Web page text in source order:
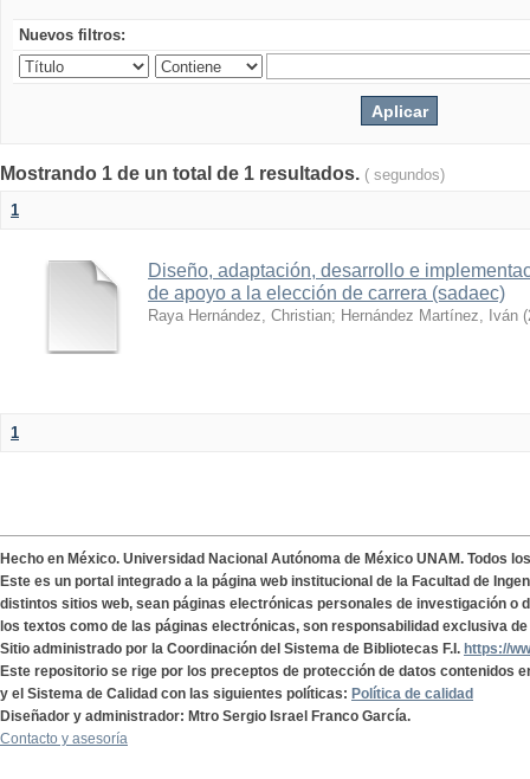
Nuevos filtros:
Mostrando 1 de un total de 1 resultados. ( segundos)
1
Diseño, adaptación, desarrollo e
de apoyo a la elección de carrera (sadaec)
Raya Hernández, Christian; Hernández Martínez, Iván (
1
Hecho en México. Universidad Nacional Autónoma de México UNAM. Todos
Este es un portal integrado a la página web institucional de la Facultad de
distintos sitios web, sean páginas electrónicas personales de investigación o
los textos como de las páginas electrónicas, son responsabilidad exclusiva
Sitio administrado por la Coordinación del Sistema de Bibliotecas F.I. https://
Este repositorio se rige por los preceptos de protección de datos contenidos
y el Sistema de Calidad con las siguientes políticas: Política de calidad
Diseñador y administrador: Mtro Sergio Israel Franco García.
Contacto y asesoría